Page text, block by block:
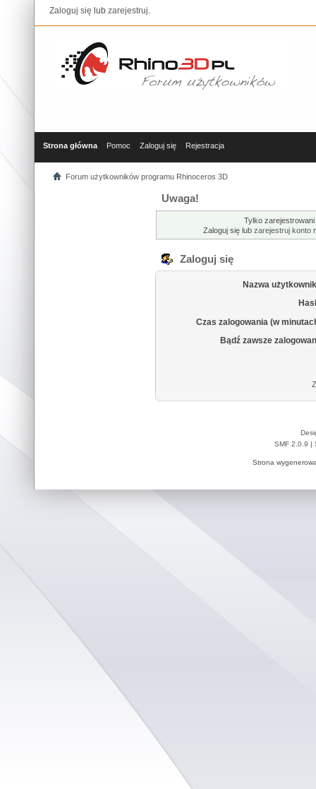
Zaloguj się lub zarejestruj.
Strona główna Pomoc Zaloguj się Rejestracja
Forum użytkowników programu Rhinoceros 3D
Uwaga!
Tylko
Zaloguj się lub zarejestruj konto
Zaloguj się
Nazwa
Czas zalogowania (w
Bądź zawsze
SMF 2.0.9
Strona